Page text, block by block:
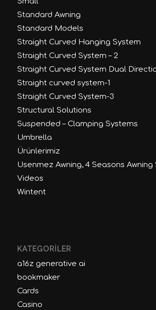
Standard Awning
Standard Models
Straight Curved Hanging System
Straight Curved System – 2
Straight Curved System Dual
Straight curved system-1
Straight Curved System-3
Structural Solutions
Suspended – Clamping Systems
Umbrella
Ürünlerimiz
Usenmez Awning, 4 Seasons Awning
Videos
Wintent
KATEGORILER
a16z generative ai
bookmaker
Cards
Casino